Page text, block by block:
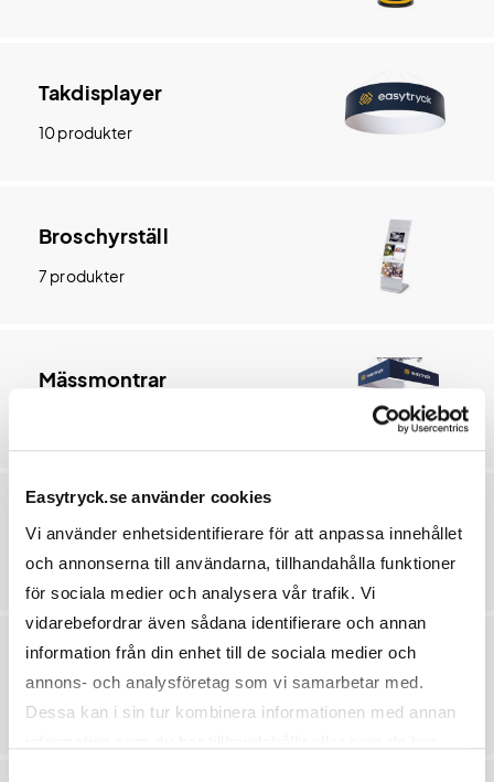
Easytryck.se använder cookies
Vi använder enhetsidentifierare för att anpassa innehållet
och annonserna till användarna, tillhandahålla funktioner
för sociala medier och analysera vår trafik. Vi
vidarebefordrar även sådana identifierare och annan
information från din enhet till de sociala medier och
annons- och analysföretag som vi samarbetar med.
Dessa kan i sin tur kombinera informationen med annan
Takdisplayer
10 produkter
Broschyrställ
7 produkter
Mässmontrar
Uppblåsbart
27 produkter
Eventmöbler
20 produkter